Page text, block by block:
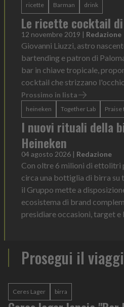
ricette Barman drink
Le ricette cocktail
12 novembre 2019 | Redazione
Giovanni Liuzzi, astro
bartending e patron di
bar in chiave tropicale,
cocktail che strizzano l'occhio
Prossimo in lista
heineken Together Lab Praise
I nuovi rituali della
Heineken
04 agosto 2026 | Redazione
Con oltre 6 milioni di
circa una bottiglia di birra su
il Gruppo mette a
ecosistema di brand
presidiare occasioni, target e
Prosegui il
Ceres Lager birra